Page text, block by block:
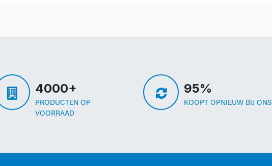
4000+
PRODUCTEN OP
VOORRAAD
95%
KOOPT OPNIEUW BIJ ONS